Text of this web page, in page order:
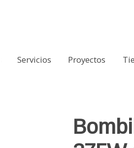
Servicios Proyectos